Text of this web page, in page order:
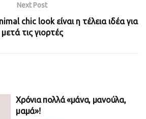
Next Post
chic look είναι η τέλεια ιδέα για
μετά τις γιορτές
Χρόνια πολλά «μάνα, μανούλα,
μαμά»!